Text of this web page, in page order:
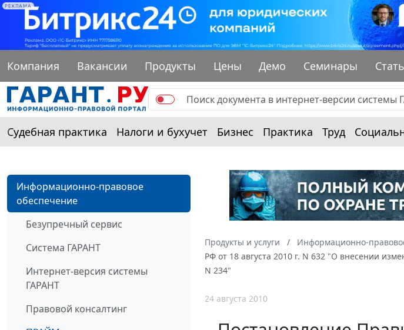
РЕКЛАМА
Компания Вакансии Продукты Цены Демо Семинары
Судебная практика Налоги и бухучет Бизнес Практика Труд
Информационно-правовое
обеспечение
Безупречный сервис
Система ГАРАНТ
Интернет-версия системы
ГАРАНТ
Правовой консалтинг
Продукты и услуги Информационно-
РФ от 18 августа 2010 г. N 632 "О внесении
N 234"
24 августа 2010